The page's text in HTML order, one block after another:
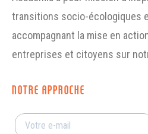
transitions socio-écologiques
accompagnant la mise en
entreprises et citoyens sur
NOTRE APPROCHE